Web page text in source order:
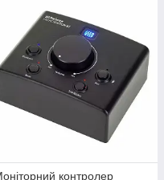
контролер